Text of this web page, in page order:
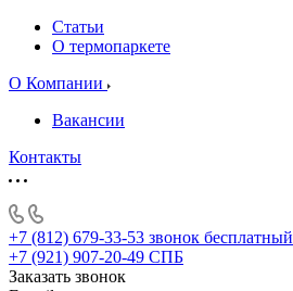
Статьи
О термопаркете
О Компании
Вакансии
Контакты
+7 (812) 679-33-53 звонок бесплатный
+7 (921) 907-20-49 СПБ
Заказать звонок